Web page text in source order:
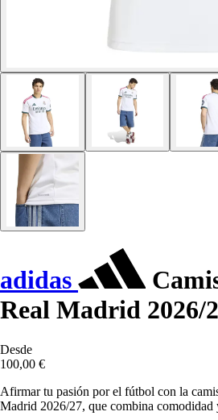
adidas
Real Madrid 2026/
Desde
100,00 €
Afirmar tu pasión por el fútbol con la
Madrid 2026/27, que combina comodidad